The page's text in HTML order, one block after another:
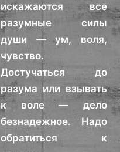
искажаются все
разумные силы
души — ум, воля,
чувство.
Достучаться до
разума или взывать
к воле — дело
безнадежное. Надо
обратиться к